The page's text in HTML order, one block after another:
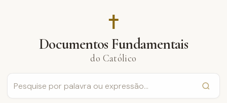
✝︎
Documentos Fundamentais
do Católico